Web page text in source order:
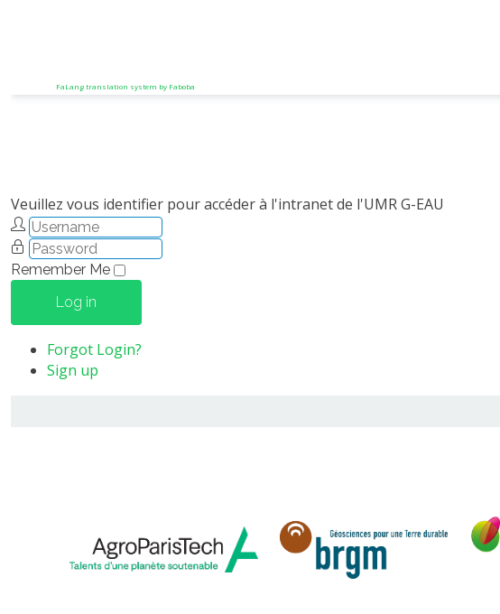
FaLang translation system by Faboba
Veuillez vous identifier pour accéder à l'intranet de l'UMR G-EAU
Remember Me
Log in
Forgot Login?
Sign up